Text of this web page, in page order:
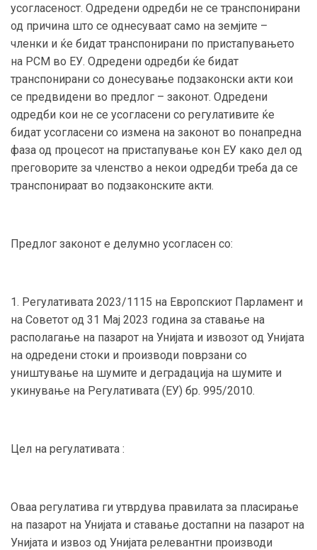
усогласеност. Одредени одредби не се транспонирани
од причина што се однесуваат само на земјите –
членки и ќе бидат транспонирани по пристапувањето
на РСМ во ЕУ. Одредени одредби ќе бидат
транспонирани со донесување подзаконски акти кои
се предвидени во предлог – законот. Одредени
одредби кои не се усогласени со регулативите ќе
бидат усогласени со измена на законот во понапредна
фаза од процесот на пристапување кон ЕУ како дел од
преговорите за членство а некои одредби треба да се
транспонираат во подзаконските акти.
Предлог законот е делумно усогласен со:
1. Регулативата 2023/1115 на Европскиот Парламент и
на Советот од 31 Мај 2023 година за ставање на
располагање на пазарот на Унијата и извозот од Унијата
на одредени стоки и производи поврзани со
уништување на шумите и деградација на шумите и
укинување на Регулативата (ЕУ) бр. 995/2010.
Цел на регулативата :
Оваа регулатива ги утврдува правилата за пласирање
на пазарот на Унијата и ставање достапни на пазарот на
Унијата и извоз од Унијата релевантни производи